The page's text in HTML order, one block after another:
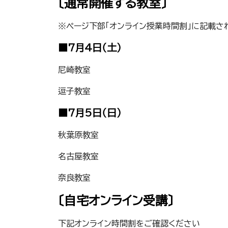
〔通常開催する教室〕
※ページ下部「オンライン授業時間割」に記載
■7月4日（土）
尼崎教室
逗子教室
■7月5日（日）
秋葉原教室
名古屋教室
奈良教室
〔自宅オンライン受講〕
下記オンライン時間割をご確認ください